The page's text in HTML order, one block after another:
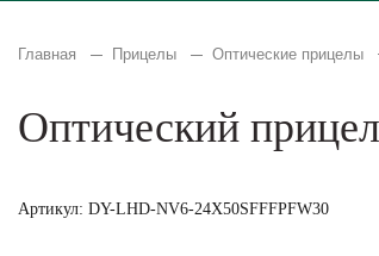
Главная Прицелы Оптические прицелы
Оптический
Артикул: DY-LHD-NV6-24X50SFFFPFW30